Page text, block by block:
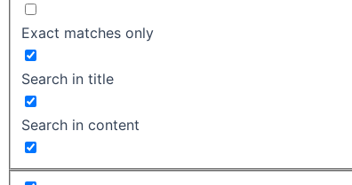
Exact matches only
Search in title
Search in content